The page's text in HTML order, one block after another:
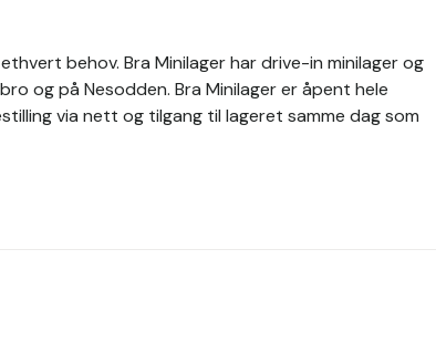
behov. Bra Minilager har drive-in minilager og
og på Nesodden. Bra Minilager er åpent hele
via nett og tilgang til lageret samme dag som